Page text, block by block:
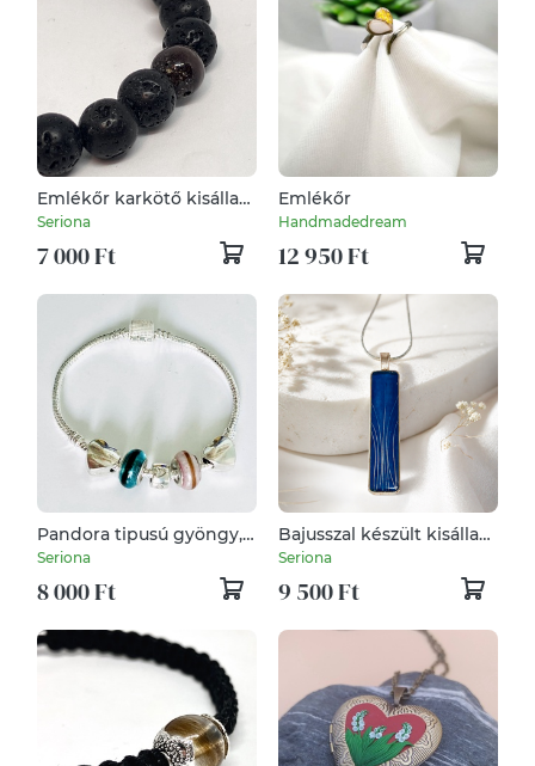
Emlékőr karkötő kisállat
szőrrel, hajjal vagy
Seriona
7 000 Ft
Emlékőr
Handmadedream
12 950 Ft
Pandora tipusú gyöngy,
Babahajas, hajtincses
Seriona
8 000 Ft
Bajusszal készült kisállat
emlékőr medal
Seriona
9 500 Ft